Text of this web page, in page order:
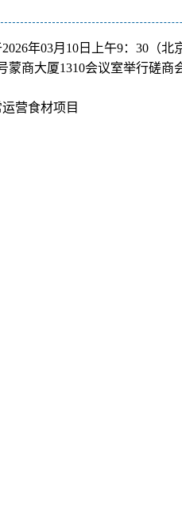
年03月10日上午9：30（
商大厦1310会议室举行磋
营食材项目